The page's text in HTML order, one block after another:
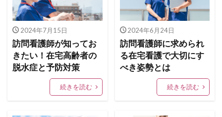
2024年7月15日
訪問看護師が知ってお
きたい！在宅高齢者の
脱水症と予防対策
続きを読む
2024年6月24日
訪問看護師に求められ
る在宅看護で大切にす
べき姿勢とは
続きを読む